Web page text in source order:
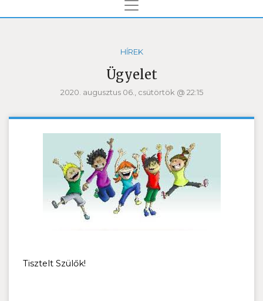
HÍREK
Ügyelet
2020. augusztus 06., csütörtök @ 22:15
Tisztelt Szülők!